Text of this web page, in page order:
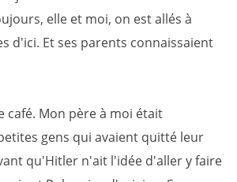
elle et moi, on est allés à
d'ici. Et ses parents connaissaient
café. Mon père à moi était
gens qui avaient quitté leur
qu'Hitler n'ait l'idée d'aller y faire